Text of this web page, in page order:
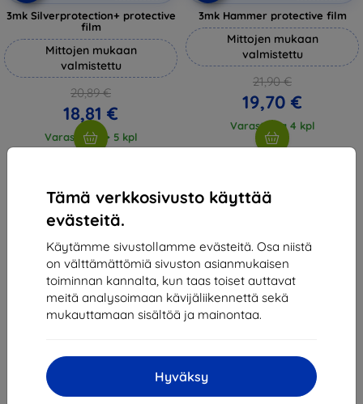
Tämä verkkosivusto käyttää
evästeitä.
Käytämme sivustollamme evästeitä. Osa niistä
on välttämättömiä sivuston asianmukaisen
toiminnan kannalta, kun taas toiset auttavat
meitä analysoimaan kävijäliikennettä sekä
mukauttamaan sisältöä ja mainontaa.
Hyväksy
3mk Silverprotection+ protective
film
Mittojen mukaan
valmistettu
20,89 €
18,81 €
Varastossa > 5 kpl
3mk Hammer protective film
Mittojen mukaan
valmistettu
21,90 €
19,70 €
Varastossa 4 kpl
yhteensä .
«
Shield-SK s.r.o.